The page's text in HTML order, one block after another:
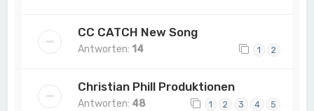
CC CATCH New Song
Antworten: 14 1 2
Christian Phill Produktionen
Antworten: 48 1 2 3 4 5